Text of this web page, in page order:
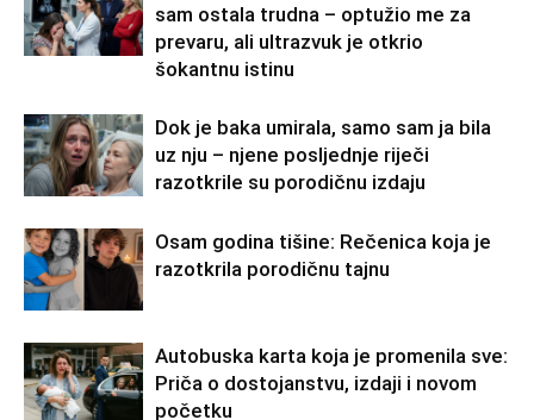
sam ostala trudna – optužio me za
prevaru, ali ultrazvuk je otkrio
šokantnu istinu
Dok je baka umirala, samo sam ja bila
uz nju – njene posljednje riječi
razotkrile su porodičnu izdaju
Osam godina tišine: Rečenica koja je
razotkrila porodičnu tajnu
Autobuska karta koja je promenila sve:
Priča o dostojanstvu, izdaji i novom
početku